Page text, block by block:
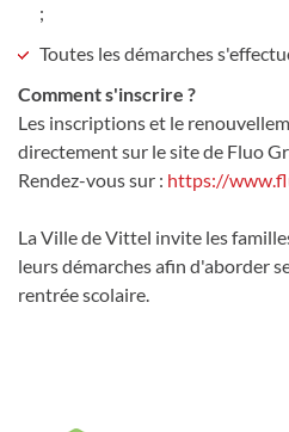
;
Toutes les démarches
Comment s'inscrire ?
Les inscriptions et le
directement sur le site de Fluo
Rendez-vous sur : https://
La Ville de Vittel invite les
leurs démarches afin d'aborder
rentrée scolaire.